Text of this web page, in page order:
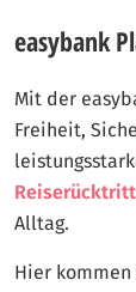
easybank
Mit der
Freiheit,
Alltag.
Hier